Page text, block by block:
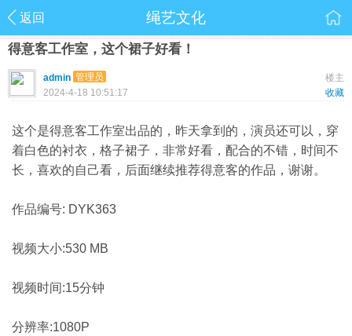
返回 绳艺文化
得意客工作室，这个裙子好看！
楼主
admin 管理员
收藏
2024-4-18 10:51:17
这个是得意客工作室出品的，昨天拿到的，演员还可以，穿
着白色的衬衣，格子裙子，非常好看，配合的不错，时间不
长，喜欢的自己看，后面继续推荐得意客的作品，谢谢。
作品编号: DYK363
视频大小:530 MB
视频时间:15分钟
分辨率:1080P